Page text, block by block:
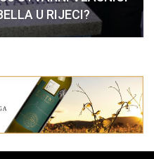
U RIJECI?